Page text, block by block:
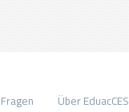
Über EduacCES